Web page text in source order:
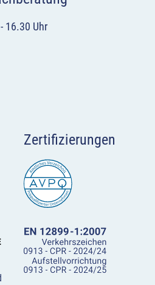
16.30 Uhr
Zertifizierungen